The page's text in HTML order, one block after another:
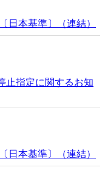
日本基準〕（連結）
止指定に関するお知
日本基準〕（連結）